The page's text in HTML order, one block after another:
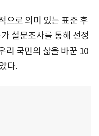
으로 의미 있는 표준 후
설문조사를 통해 선정
리 국민의 삶을 바꾼 10
다.